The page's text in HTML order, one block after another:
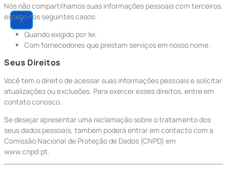
X
Nós não compartilhamos suas informações pessoais com terceiros,
exceto nos seguintes casos:
Quando exigido por lei.
Com fornecedores que prestam serviços em nosso nome.
Seus Direitos
Você tem o direito de acessar suas informações pessoais e solicitar
atualizações ou exclusões. Para exercer esses direitos, entre em
contato conosco.
Se desejar apresentar uma reclamação sobre o tratamento dos
seus dados pessoais, também poderá entrar em contacto com a
Comissão Nacional de Proteção de Dados (CNPD) em
www.cnpd.pt.